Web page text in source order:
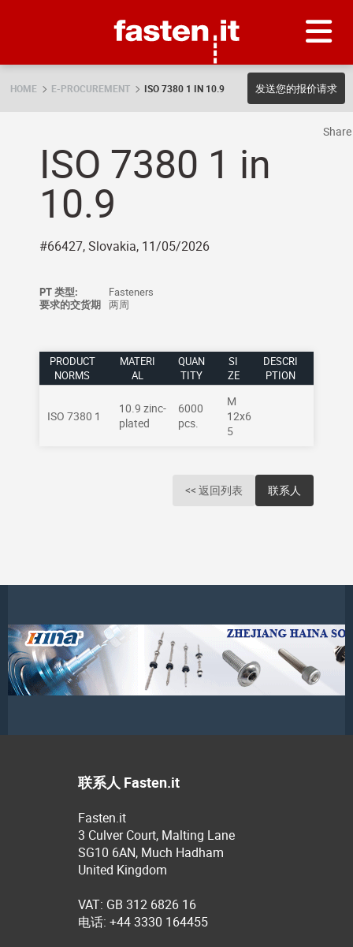
HOME E-PROCUREMENT ISO 7380 1 IN 10.9 发送您的报价请求
ISO 7380 1 in
10.9
#66427, Slovakia, 11/05/2026
PT 类型:
Fasteners
要求的交货期 两周
PRODUCT
NORMS
MATERI
AL
QUAN
TITY
SI
ZE
DESCRI
PTION
ISO 7380 1
10.9 zinc-
plated
6000
pcs.
M
12x6
5
<< 返回列表 联系人
Share
联系人 Fasten.it
Fasten.it
3 Culver Court, Malting Lane
SG10 6AN, Much Hadham
United Kingdom
VAT: GB 312 6826 16
电话: +44 3330 164455